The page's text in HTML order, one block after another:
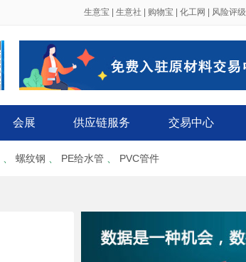
生意宝 生意社 购物宝 化工网 风险评级
会展 供应链服务 交易中心
螺纹钢 PE给水管 PVC管件